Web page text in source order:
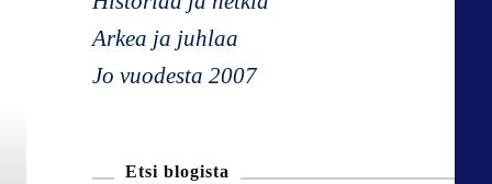
Arkea ja juhlaa
Jo vuodesta 2007
Etsi blogista